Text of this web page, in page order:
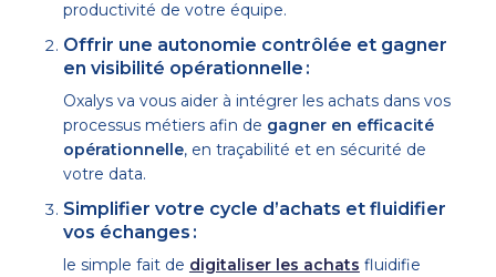
productivité de votre équipe.
Offrir une autonomie contrôlée et gagner
en visibilité opérationnelle :
Oxalys va vous aider à intégrer les achats dans vos
processus métiers afin de gagner en efficacité
opérationnelle, en traçabilité et en sécurité de
votre data.
Simplifier votre cycle d’achats et fluidifier
vos échanges :
le simple fait de digitaliser les achats fluidifie